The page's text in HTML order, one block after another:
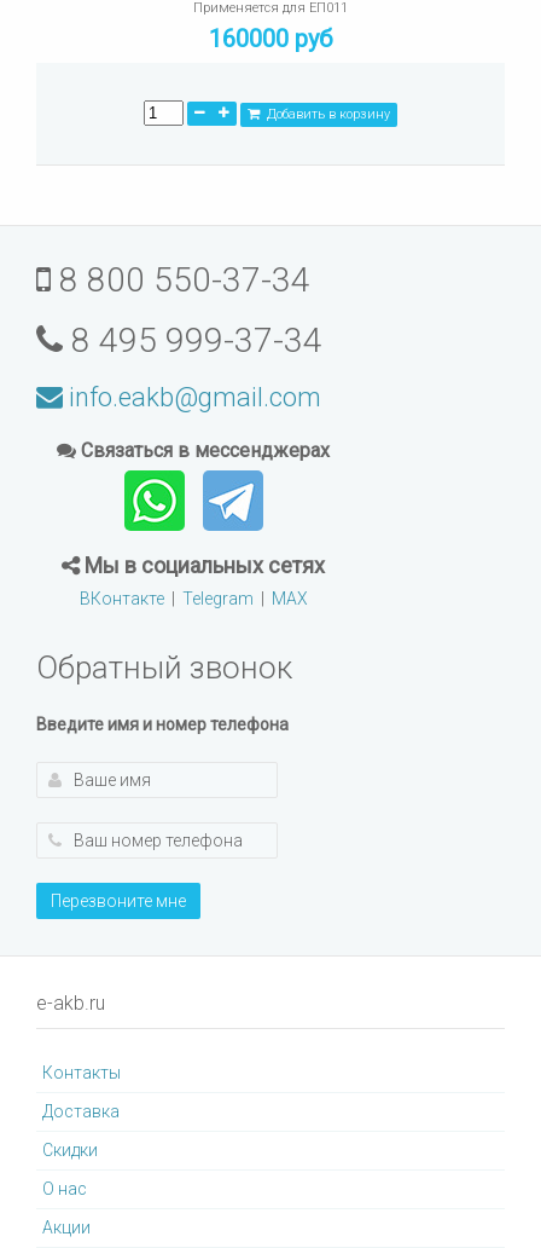
Применяется для ЕП011
160000 руб
Добавить в корзину
8 800 550-37-34
8 495 999-37-34
info.eakb@gmail.com
Связаться в мессенджерах
Мы в социальных сетях
ВКонтакте| Telegram | MAX
Обратный звонок
Введите имя и номер телефона
Перезвоните мне
e-akb.ru
Контакты
Доставка
Cкидки
О нас
Акции